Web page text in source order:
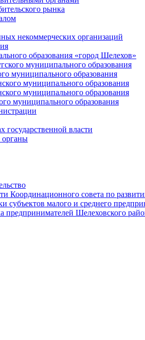
рынка
некоммерческих организаций
образования «город Шелехов»
муниципального образования
муниципального образования
муниципального образования
муниципального образования
муниципального образования
государственной власти
органы
Координационного совета по
субъектов малого и среднего
предпринимателей Шелеховского